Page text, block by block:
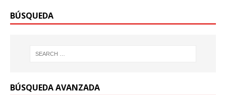
BÚSQUEDA
BÚSQUEDA AVANZADA